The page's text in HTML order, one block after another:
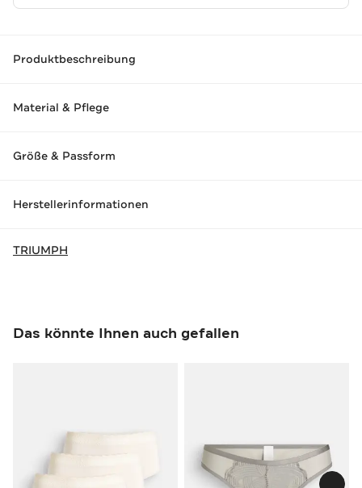
Produktbeschreibung
Material & Pflege
Größe & Passform
Herstellerinformationen
TRIUMPH
Das könnte Ihnen auch gefallen